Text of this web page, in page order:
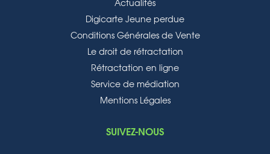
Actualités
Digicarte Jeune perdue
Conditions Générales de Vente
Le droit de rétractation
Rétractation en ligne
Service de médiation
Mentions Légales
SUIVEZ-NOUS